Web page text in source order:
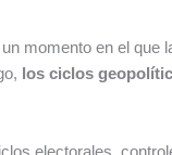
momento en el que
los ciclos
electorales,